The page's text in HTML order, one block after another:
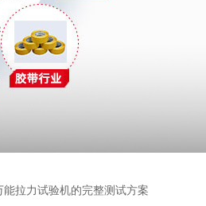
拉力试验机的完整测试方案